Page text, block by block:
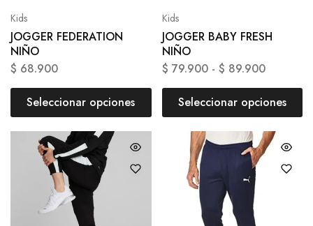
Kids
JOGGER FEDERATION
NIÑO
$ 68.900
Seleccionar opciones
Kids
JOGGER BABY FRESH
NIÑO
$ 79.900 - $ 89.900
Seleccionar opciones